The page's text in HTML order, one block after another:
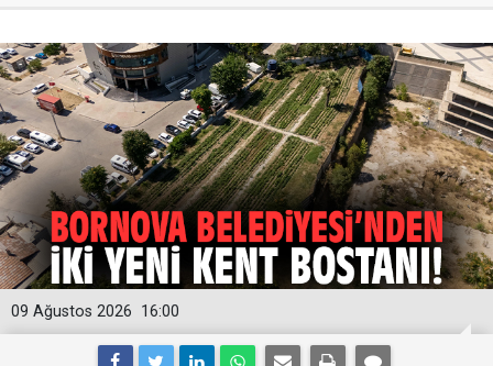
16:00
09 Ağustos 2026